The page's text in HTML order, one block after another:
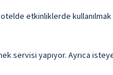
etkinliklerde
servisi yapıyor. Ayrıca